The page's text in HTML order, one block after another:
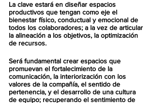
La clave estará en diseñar espacios
productivos que tengan como eje el
bienestar físico, conductual y emocional de
todos los colaboradores; a la vez de articular
la alineación a los objetivos, la optimización
de recursos.
Será fundamental crear espacios que
promuevan el fortalecimiento de la
comunicación, la interiorización con los
valores de la compañía, el sentido de
pertenencia, y el desarrollo de una cultura
de equipo; recuperando el sentimiento de